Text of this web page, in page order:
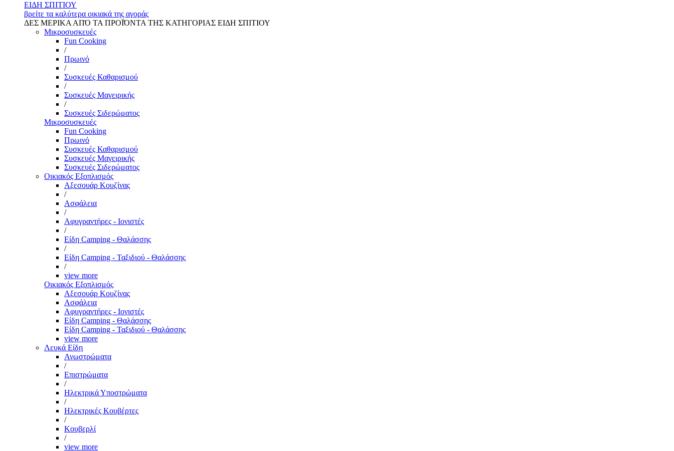
ΕΙΔΗ ΣΠΙΤΙΟΥ
βρείτε τα καλύτερα οικιακά της αγοράς
ΔΕΣ ΜΕΡΙΚΑ ΑΠΌ ΤΑ ΠΡΟΪΌΝΤΑ ΤΗΣ ΚΑΤΗΓΟΡΙΑΣ ΕΙΔΗ ΣΠΙΤΙΟΥ
Μικροσυσκευές
Fun Cooking
/
Πρωινό
/
Συσκευές Καθαρισμού
/
Συσκευές Μαγειρικής
/
Συσκευές Σιδερώματος
Μικροσυσκευές
Fun Cooking
Πρωινό
Συσκευές Καθαρισμού
Συσκευές Μαγειρικής
Συσκευές Σιδερώματος
Οικιακός Εξοπλισμός
Αξεσουάρ Κουζίνας
/
Ασφάλεια
/
Αφυγραντήρες - Ιονιστές
/
Είδη Camping - Θαλάσσης
/
Είδη Camping - Ταξιδιού - Θαλάσσης
/
view more
Οικιακός Εξοπλισμός
Αξεσουάρ Κουζίνας
Ασφάλεια
Αφυγραντήρες - Ιονιστές
Είδη Camping - Θαλάσσης
Είδη Camping - Ταξιδιού - Θαλάσσης
view more
Λευκά Είδη
Ανωστρώματα
/
Επιστρώματα
/
Ηλεκτρικά Υποστρώματα
/
Ηλεκτρικές Κουβέρτες
/
Κουβερλί
/
view more